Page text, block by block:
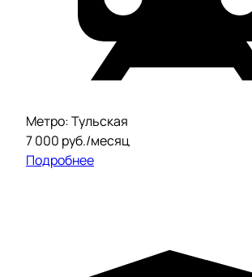
Метро: Тульская
7 000 руб./месяц
Подробнее